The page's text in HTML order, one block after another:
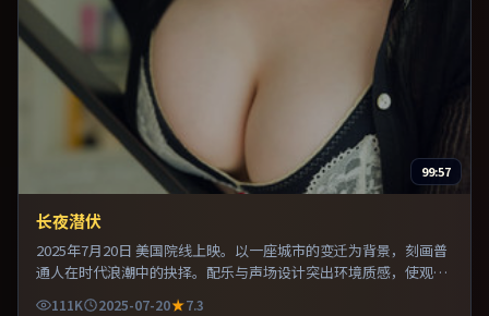
99:57
长夜潜伏
2025年7月20日 美国院线上映。以一座城市的变迁为背景，刻画普
通人在时代浪潮中的抉择。配乐与声场设计突出环境质感，使观众
更易沉浸其中。推荐给偏爱群像戏与命运母题的影迷。
111K 2025-07-20
7.3